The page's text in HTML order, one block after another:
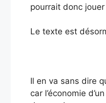
pourrait donc
Le texte est
Il en va sans dire
car l’économie